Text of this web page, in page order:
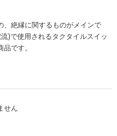
、絶縁に関するものがメインで
)で使用されるタクタイルスイッ
です。
せん